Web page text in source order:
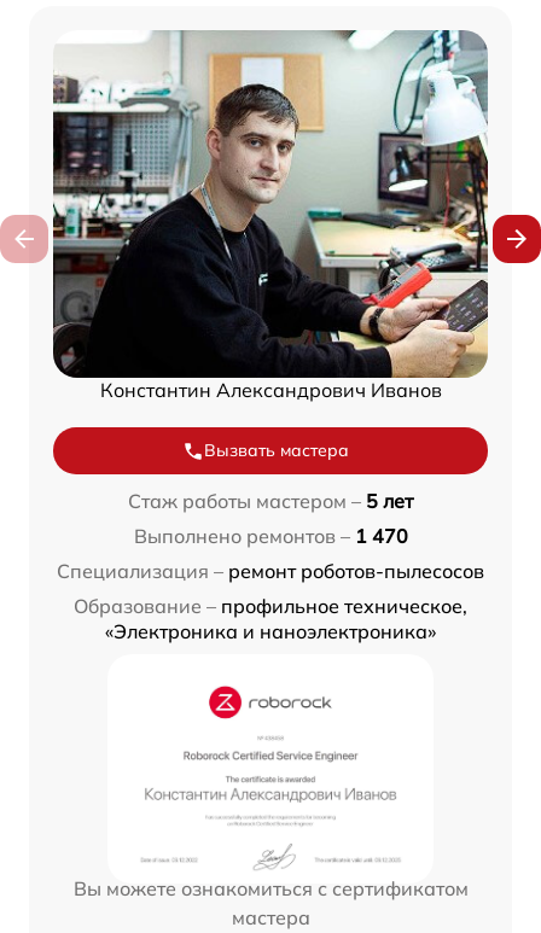
Константин Александрович Иванов
Вызвать мастера
Стаж работы мастером – 5 лет
Выполнено ремонтов – 1 470
Специализация – ремонт роботов-пылесосов
Образование – профильное техническое,
«Электроника и наноэлектроника»
Вы можете ознакомиться с сертификатом
мастера